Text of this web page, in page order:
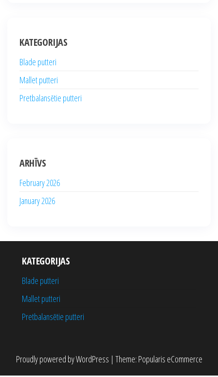
KATEGORIJAS
Blade putteri
Mallet putteri
Pretbalansētie putteri
ARHĪVS
February 2026
January 2026
KATEGORIJAS
Blade putteri
Mallet putteri
Pretbalansētie putteri
Proudly powered byWordPress | Theme: Popularis eCommerce